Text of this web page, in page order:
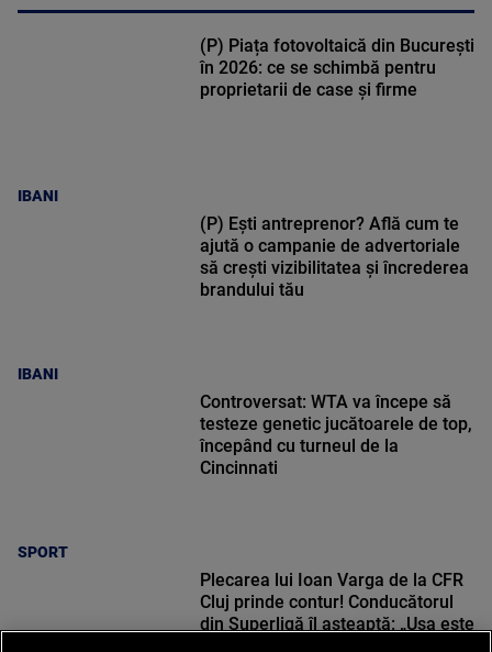
IBANI
(P) Piața fotovoltaică din București
în 2026: ce se schimbă pentru
proprietarii de case și firme
IBANI
(P) Ești antreprenor? Află cum te
ajută o campanie de advertoriale
să crești vizibilitatea și încrederea
brandului tău
SPORT
Controversat: WTA va începe să
testeze genetic jucătoarele de top,
începând cu turneul de la
Cincinnati
Plecarea lui Ioan Varga de la CFR
Cluj prinde contur! Conducătorul
din Superligă îl așteaptă: „Ușa este